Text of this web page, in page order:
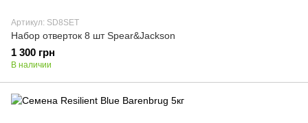
Артикул: SD8SET
Набор отверток 8 шт Spear&Jackson
1 300 грн
В наличии